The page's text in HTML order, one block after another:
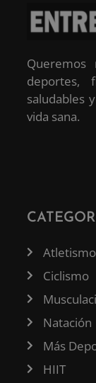
deportes,
saludables
vida sana.
Atletismo
Ciclismo
Natación
Más
HIIT